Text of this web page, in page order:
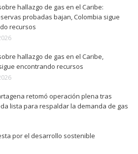
hallazgo de gas en el Caribe:
probadas bajan, Colombia sigue
recursos
hallazgo de gas en el Caribe,
encontrando recursos
retomó operación plena tras
lista para respaldar la demanda de gas
por el desarrollo sostenible